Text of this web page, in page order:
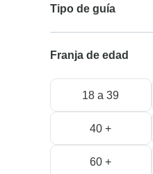
Tipo de guía
Franja de edad
18 a 39
40 +
60 +